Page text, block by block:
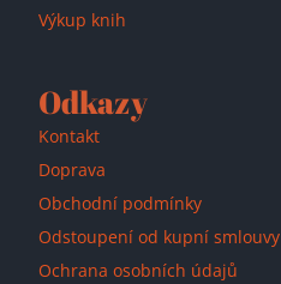
Výkup knih
Odkazy
Kontakt
Doprava
Obchodní podmínky
Odstoupení od kupní smlouvy
Ochrana osobních údajů